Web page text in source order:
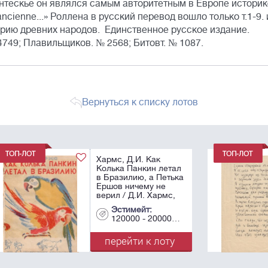
он являлся самым авторитетным в Европе
Роллена в русский перевод вошло только т.1-9.
древних народов. Единственное русское издание.
Плавильщиков. № 2568; Битовт. № 1087.
Вернуться к списку лотов
е
-
120000 - 200000
Бродский, И.А.
[автограф]. «Сумев
отгородиться от
людей...». 1966.
Рукописный экз. - 1
л., 29х21 см.
перейти к лоту
е
-
120000 - 200000
Бродский, И.А.
[автограф]. «Сумев
отгородиться от
людей...». 1966.
Рукописный экз. - 1
л., 29х21 см.
перейти к лоту